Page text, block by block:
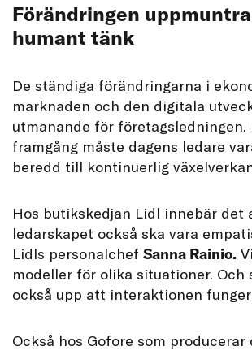
Förändringen
humant tänk
De ständiga förändringarna i
marknaden och den digitala
utmanande för företagsledningen.
framgång måste dagens ledare
beredd till kontinuerlig
Hos butikskedjan Lidl innebär det
ledarskapet också ska vara
Lidls personalchef Sanna Rainio.
modeller för olika situationer. Och
också upp att interaktionen
Också hos Gofore som producerar